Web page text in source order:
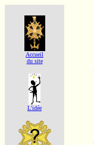
Accueil
du site
L'idée